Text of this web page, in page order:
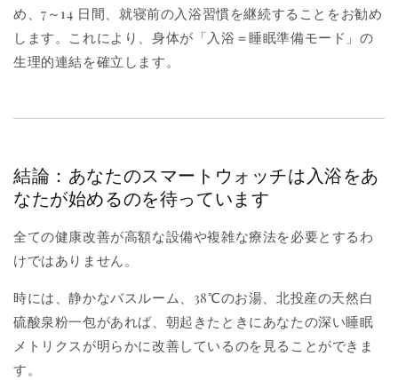
め、7～14 日間、就寝前の入浴習慣を継続することをお勧め
します。これにより、身体が「入浴＝睡眠準備モード」の
生理的連結を確立します。
結論：あなたのスマートウォッチは入浴をあ
なたが始めるのを待っています
全ての健康改善が高額な設備や複雑な療法を必要とするわ
けではありません。
時には、静かなバスルーム、38℃のお湯、北投産の天然白
硫酸泉粉一包があれば、朝起きたときにあなたの深い睡眠
メトリクスが明らかに改善しているのを見ることができま
す。